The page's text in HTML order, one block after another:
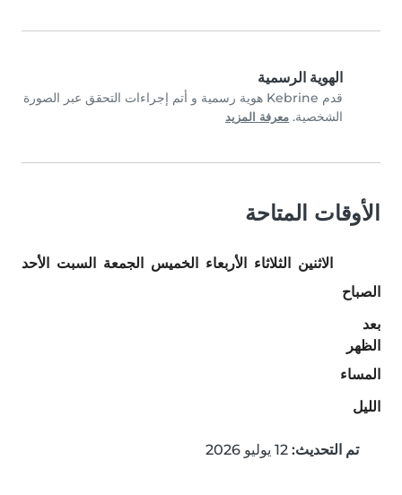
الهوية الرسمية
قدم Kebrine هوية رسمية و أتم إجراءات التحقق عبر الصورة
الشخصية. معرفة المزيد
الأوقات المتاحة
الاثنين الثلاثاء الأربعاء الخميس الجمعة السبت
الأحد
الصباح
بعد
الظهر
المساء
الليل
تم التحديث: